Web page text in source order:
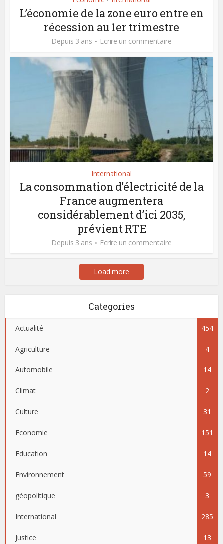
L’économie de la zone euro entre en
récession au 1er trimestre
Depuis 3 ans Ecrire un commentaire
International
La consommation d’électricité de la
France augmentera
considérablement d’ici 2035,
prévient RTE
Depuis 3 ans Ecrire un commentaire
Load more
Categories
Actualité 454
Agriculture 4
Automobile 14
Climat 2
Culture 31
Economie 151
Education 14
Environnement 59
géopolitique 3
International 285
Justice 13